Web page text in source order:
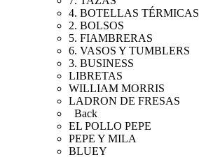
4. BOTELLAS TÉRMICAS
2. BOLSOS
5. FIAMBRERAS
6. VASOS Y TUMBLERS
3. BUSINESS
LIBRETAS
WILLIAM MORRIS
LADRON DE FRESAS
Back
EL POLLO PEPE
PEPE Y MILA
BLUEY